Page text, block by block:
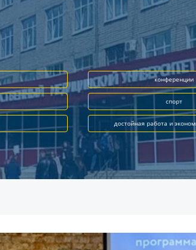
конференции
спорт
достойная работа и